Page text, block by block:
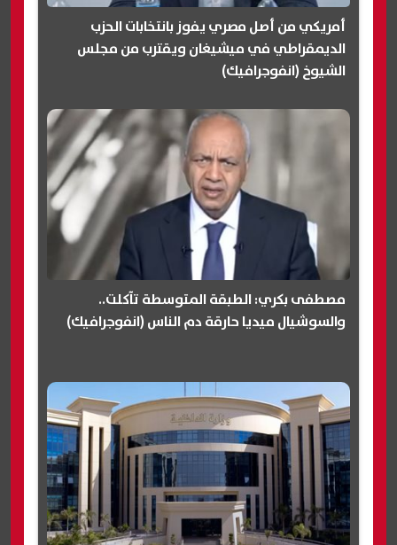
أمريكي من أصل مصري يفوز بانتخابات الحزب
الديمقراطي في ميشيغان ويقترب من مجلس
الشيوخ (انفوجرافيك)
مصطفى بكري: الطبقة المتوسطة تآكلت..
والسوشيال ميديا حارقة دم الناس (انفوجرافيك)